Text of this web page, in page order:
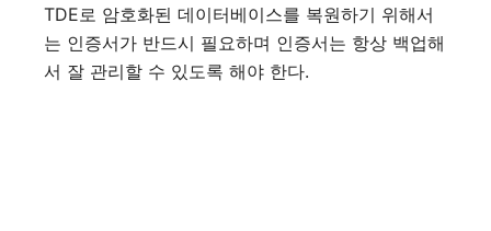
TDE로 암호화된 데이터베이스를 복원하기 위해서
는 인증서가 반드시 필요하며 인증서는 항상 백업해
서 잘 관리할 수 있도록 해야 한다.